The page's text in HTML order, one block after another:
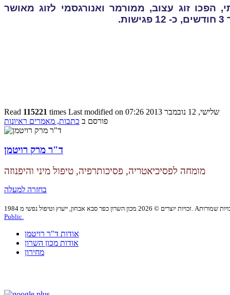
זוג עצוב, ממורמר ואנורגסמי לזוג מאושר
Read 115221 times
Last modified on שלישי, 12 נובמבר 2013 07:26
פורסם ב כתבות, מאמרים ראיונות
ד"ר מרק רויטמן
מומחה לפסיכיאטריה, פסיכותרפיה, טיפול מיני והיפנוזה
בחזרה למעלה
Public.
אודות ד"ר רויטמן
אודות מכון השרון
מחירון